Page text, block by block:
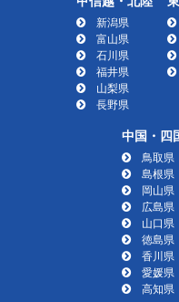
新潟県
富山県
石川県
福井県
山梨県
長野県
中国・四
鳥取県
島根県
岡山県
広島県
山口県
徳島県
香川県
愛媛県
高知県